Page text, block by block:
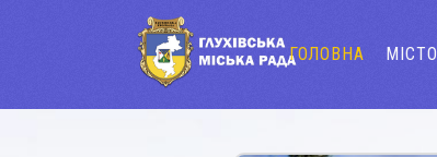
ГОЛОВНА МІСТО